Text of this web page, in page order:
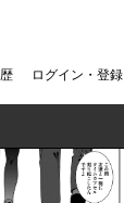
ログイン・登録